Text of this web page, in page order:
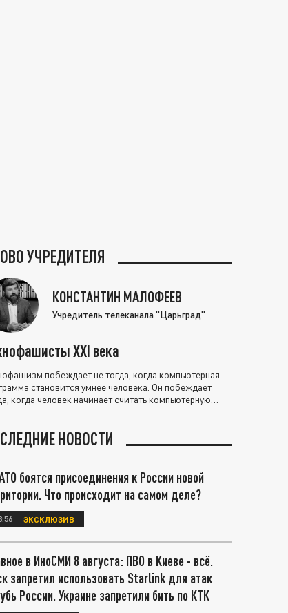
УЧРЕДИТЕЛЯ
КОНСТАНТИН МАЛОФЕЕВ
Учредитель телеканала "Царьград"
XXI века
побеждает не тогда, когда компьютерная
становится умнее человека. Он побеждает
когда человек начинает считать компьютерную
НОВОСТИ
боятся присоединения к России новой
Что происходит на самом деле?
ЭКСКЛЮЗИВ
в ИноСМИ 8 августа: ПВО в Киеве - всё.
запретил использовать Starlink для атак
России. Украине запретили бить по КТК